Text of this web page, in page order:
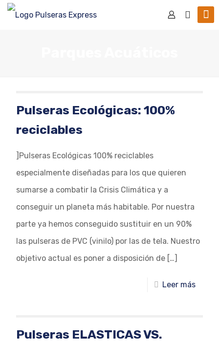
Pulseras Ecológicas: 100%
reciclables
]Pulseras Ecológicas 100% reciclables
especialmente diseñadas para los que quieren
sumarse a combatir la Crisis Climática y a
conseguir un planeta más habitable. Por nuestra
parte ya hemos conseguido sustituir en un 90%
las pulseras de PVC (vinilo) por las de tela. Nuestro
objetivo actual es poner a disposición de […]
Leer más
Pulseras ELASTICAS VS.